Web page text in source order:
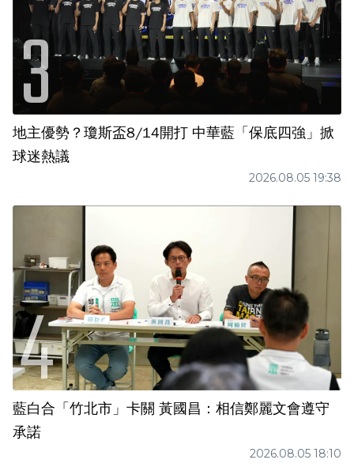
地主優勢？瓊斯盃8/14開打 中華藍「保底四強」掀
球迷熱議
2026.08.05 19:38
藍白合「竹北市」卡關 黃國昌：相信鄭麗文會遵守
承諾
2026.08.05 18:10